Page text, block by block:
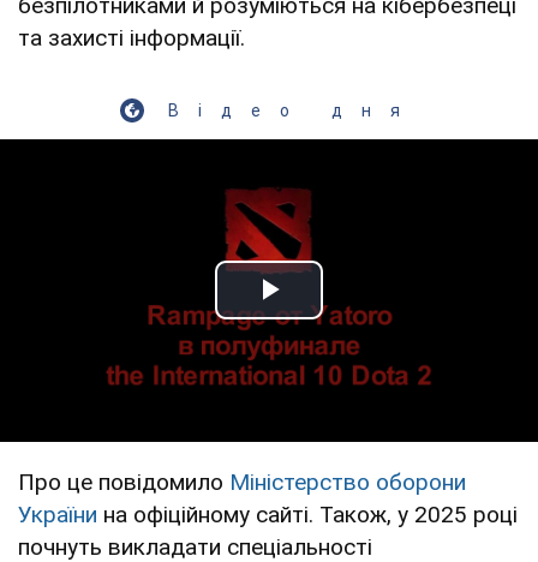
та захисті інформації.
Відео дня
Play Video
Про це повідомило Міністерство оборони
України на офіційному сайті. Також, у 2025 році
почнуть викладати спеціальності